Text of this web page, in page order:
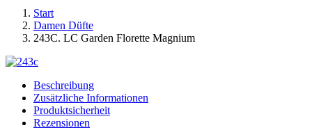
Start
Damen Düfte
243C. LC Garden Florette Magnium
Beschreibung
Zusätzliche Informationen
Produktsicherheit
Rezensionen